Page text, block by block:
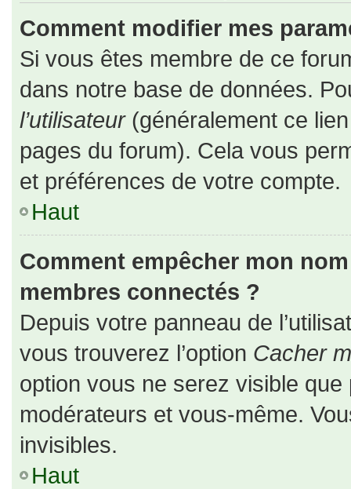
Comment modifier mes
Si vous êtes membre de ce
dans notre base de données.
l’utilisateur(généralement ce
pages du forum). Cela vous
et préférences de votre compte.
Haut
Comment empêcher mon
membres connectés ?
Depuis votre panneau de
vous trouverez l’option Cacher
option vous ne serez visible
modérateurs et vous-même.
invisibles.
Haut